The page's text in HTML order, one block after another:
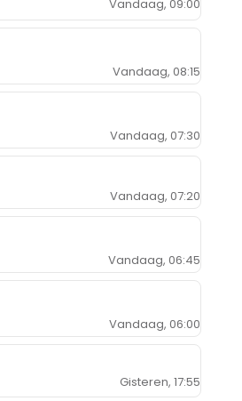
Vandaag, 09:00
Vandaag, 08:15
Vandaag, 07:30
Vandaag, 07:20
Vandaag, 06:45
Vandaag, 06:00
Gisteren, 17:55